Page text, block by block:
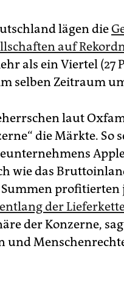
lägen die
auf
als ein Viertel (27
selben Zeitraum
laut
die Märkte. So
wie das
profitierten
der
der Konzerne,
und